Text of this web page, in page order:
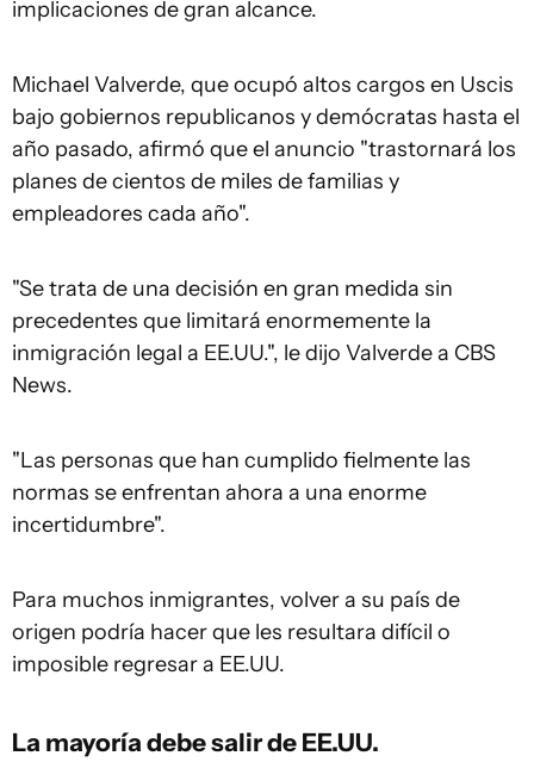
implicaciones de gran alcance.
Michael Valverde, que ocupó altos cargos en Uscis
bajo gobiernos republicanos y demócratas hasta el
año pasado, afirmó que el anuncio "trastornará los
planes de cientos de miles de familias y
empleadores cada año".
"Se trata de una decisión en gran medida sin
precedentes que limitará enormemente la
inmigración legal a EE.UU.", le dijo Valverde a CBS
News.
"Las personas que han cumplido fielmente las
normas se enfrentan ahora a una enorme
incertidumbre".
Para muchos inmigrantes, volver a su país de
origen podría hacer que les resultara difícil o
imposible regresar a EE.UU.
La mayoría debe salir de EE.UU.